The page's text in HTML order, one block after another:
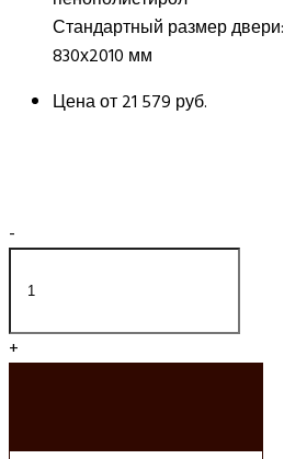
Стандартный размер двери:
830х2010 мм
Цена от21 579 руб.
-
+